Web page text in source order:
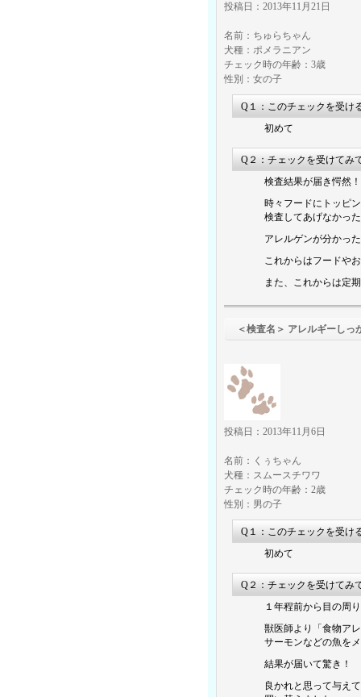
投稿日：2013年11月21日
名前：ちゅらちゃん
犬種：ポメラニアン
チェック時の年齢：3歳
性別：女の子
Q１：このチェックを受け
初めて
Q２：チェックを受けてみ
検査結果が届き愕然！
時々フードにトッピ
検査してあげなかっ
アレルゲンが分かっ
これからはフードや
また、これからは定
＜検査名＞ アレルギーしっ
投稿日：2013年11月6日
名前：くぅちゃん
犬種：スムースチワワ
チェック時の年齢：2歳
性別：男の子
Q１：このチェックを受け
初めて
Q２：チェックを受けてみ
１年程前から目の
獣医師より「食物ア
サーモンなどの魚を
結果が届いて驚き！
良かれと思って与え